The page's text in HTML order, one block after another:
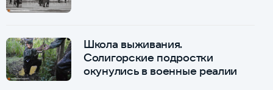
Школа выживания.
Солигорские подростки
окунулись в военные реалии